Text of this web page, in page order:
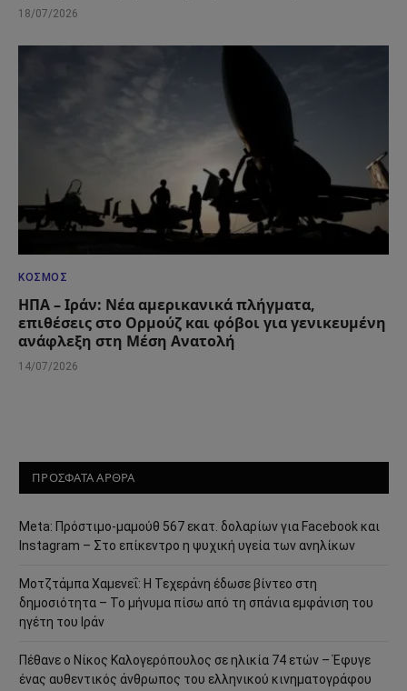
18/07/2026
ΚΌΣΜΟΣ
ΗΠΑ – Ιράν: Νέα αμερικανικά πλήγματα,
επιθέσεις στο Ορμούζ και φόβοι για γενικευμένη
ανάφλεξη στη Μέση Ανατολή
14/07/2026
ΠΡΟΣΦΑΤΑ ΑΡΘΡΑ
Meta: Πρόστιμο-μαμούθ 567 εκατ. δολαρίων για Facebook και
Instagram – Στο επίκεντρο η ψυχική υγεία των ανηλίκων
Μοτζτάμπα Χαμενεΐ: Η Τεχεράνη έδωσε βίντεο στη
δημοσιότητα – Το μήνυμα πίσω από τη σπάνια εμφάνιση του
ηγέτη του Ιράν
Πέθανε ο Νίκος Καλογερόπουλος σε ηλικία 74 ετών – Έφυγε
ένας αυθεντικός άνθρωπος του ελληνικού κινηματογράφου